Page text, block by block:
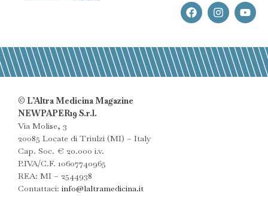
© L’Altra Medicina Magazine
NEWPAPER19 S.r.l.
Via Molise, 3
20085 Locate di Triulzi (MI) – Italy
Cap. Soc. € 20.000 i.v.
P.IVA/C.F. 10607740965
REA: MI – 2544938
Contattaci: info@laltramedicina.it